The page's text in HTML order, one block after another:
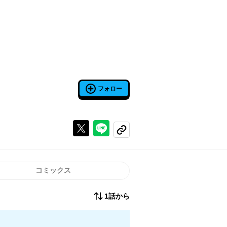
フォロー
Xで投稿するラインでシェアする
コピーする
コミックス
1話から